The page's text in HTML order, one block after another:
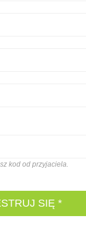
kod od przyjaciela.
SIĘ *